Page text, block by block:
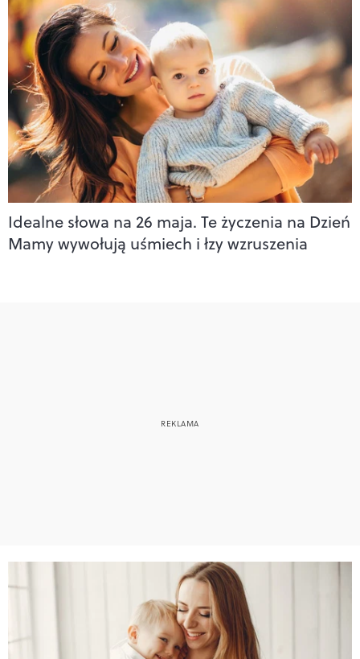
Idealne słowa na 26 maja. Te życzenia na Dzień
Mamy wywołują uśmiech i łzy wzruszenia